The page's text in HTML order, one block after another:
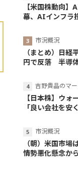
【米国株動向
幕、AIインフラ
市況概況
（まとめ）日経
円で反落 半導
吉野貴晶のマ
【日本株】ウォ
「良い会社を安
市況概況
（朝）米国市
情勢悪化懸念か